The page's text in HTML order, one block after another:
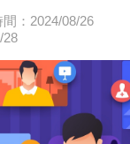
間：2024/08/26
28